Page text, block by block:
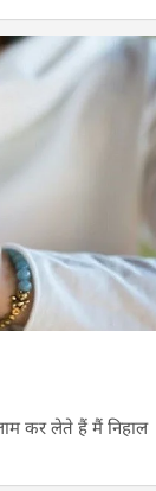
कर लेते हैं मैं निहाल